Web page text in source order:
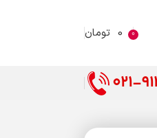
0
0 تومان
021-